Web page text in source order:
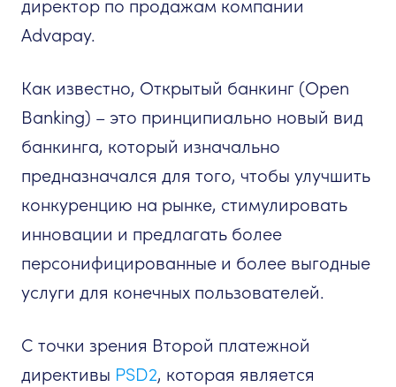
директор по продажам компании
Advapay.
Как известно, Открытый банкинг (Open
Banking) – это принципиально новый вид
банкинга, который изначально
предназначался для того, чтобы улучшить
конкуренцию на рынке, стимулировать
инновации и предлагать более
персонифицированные и более выгодные
услуги для конечных пользователей.
С точки зрения Второй платежной
директивы PSD2, которая является